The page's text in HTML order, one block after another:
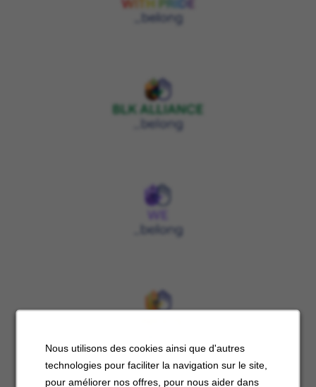
Nous utilisons des cookies ainsi que d'autres
technologies pour faciliter la navigation sur le site,
pour améliorer nos offres, pour nous aider dans